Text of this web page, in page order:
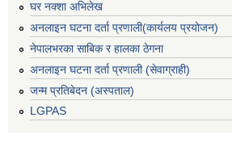
घर नक्शा अभिलेख
अनलाइन घटना दर्ता प्रणाली(कार्यलय प्रयोजन)
नेपालभरका साबिक र हालका ठेगना
अनलाइन घटना दर्ता प्रणाली (सेवाग्राही)
जन्म प्रतिबेदन (अस्पताल)
LGPAS